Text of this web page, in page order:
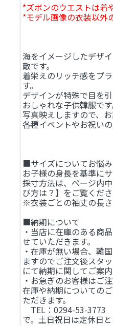
*ズボンのウエストは着
*モデル画像の衣装以外
海をイメージしたデザ
敵です。
着栄えのリッチ感をプ
す。
デザインが特殊で目を
おしゃれな子供韓服です
写真映えしますので、
各種イベントやお祝い
■サイズについてお悩
お子様の身長を基準に
採寸方法は、ページ内
び方は？】をご覧くださ
※衣装ごとの袖丈の長さ
■納期について
・当店に在庫のある商
せていただきます。
・在庫が無い場合、韓
ますのでご注文後スタ
にて納期に関してご案
・お急ぎのお客様はご
在庫や納期についての
ただきます。
TEL：0294-53-3773
で。土日祝日は定休日と